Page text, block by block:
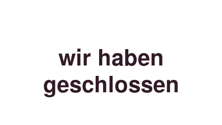
wir haben
geschlossen